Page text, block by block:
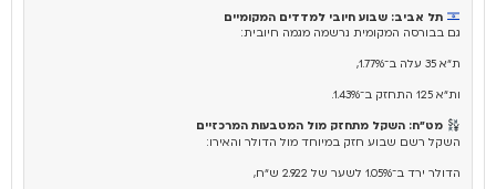
תל אביב: שבוע חיובי למדדים המקומיים
גם בבורסה המקומית נרשמה מגמה חיובית:
ת״א 35 עלה ב־1.77%,
ות״א 125 התחזק ב־1.43%.
מט״ח: השקל מתחזק מול המטבעות המרכזיים
השקל רשם שבוע חזק במיוחד מול הדולר והאירו:
הדולר ירד ב־1.05% לשער של 2.922 ש״ח,